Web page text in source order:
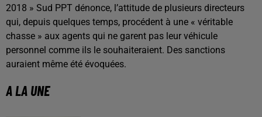
2018 » Sud PPT dénonce, l’attitude de plusieurs directeurs
qui, depuis quelques temps, procédent à une « véritable
chasse » aux agents qui ne garent pas leur véhicule
personnel comme ils le souhaiteraient. Des sanctions
auraient même été évoquées.
A LA UNE